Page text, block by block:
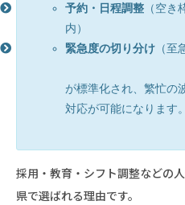
予約・日程調整 （空
内）
緊急度の切り分け （至
が標準化され、繁忙の
対応が可能になります。
採用・教育・シフト調整などの
県で選ばれる理由です。